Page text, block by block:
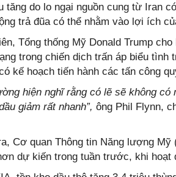
tăng do lo ngại nguồn cung từ Iran
trả đũa có thể nhằm vào lợi ích
Tổng thống Mỹ Donald Trump
trong chiến dịch trấn áp biểu tình
kế hoạch tiến hành các tấn công
hiện nghĩ rằng có lẽ sẽ không
giảm rất nhanh”, ông Phil Flynn,
Cơ quan Thông tin Năng lượng
dự kiến trong tuần trước, khi hoạt